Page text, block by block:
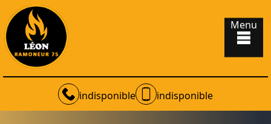
indisponible indisponible
Menu